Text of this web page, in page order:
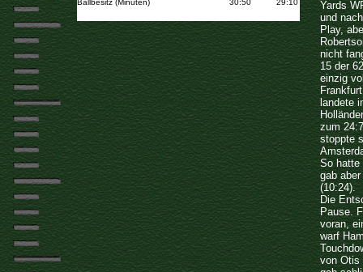
Ballbesitz (Minuten)
30:50 29:10
Yards
und
Play,
nicht
15 der
einzig
landete
zum
stoppte
So hatte
gab
(10:24).
Die
Pause.
voran,
warf
von Otis